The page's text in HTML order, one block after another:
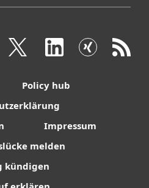
Policy hub
Impressum
melden
kündigen